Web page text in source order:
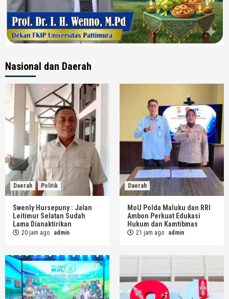
Nasional dan Daerah
Daerah Politik
Swenly Hursepuny : Jalan
Leitimur Selatan Sudah
Lama Dianaktirikan
20 jam ago admin
Daerah
MoU Polda Maluku dan RRI
Ambon Perkuat Edukasi
Hukum dan Kamtibmas
21 jam ago admin